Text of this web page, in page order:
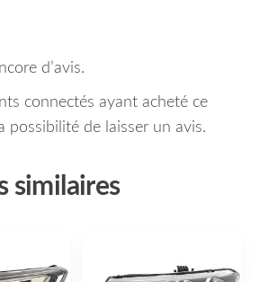
d’avis.
connectés ayant acheté ce
possibilité de laisser un avis.
similaires